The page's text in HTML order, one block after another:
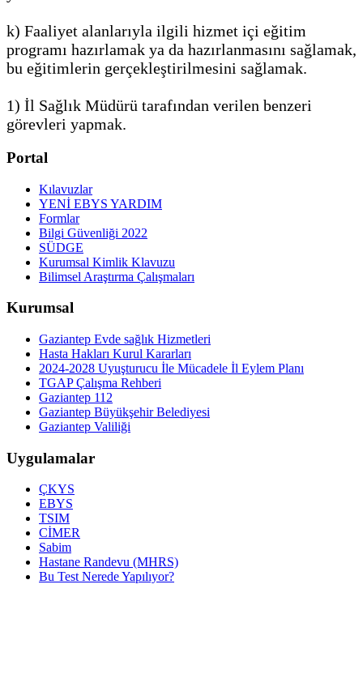
k) Faaliyet alanlarıyla ilgili hizmet içi eğitim
programı hazırlamak ya da hazırlanmasını sağlamak,
bu eğitimlerin gerçekleştirilmesini sağlamak.
1) İl Sağlık Müdürü tarafından verilen benzeri
görevleri yapmak.
Portal
Kılavuzlar
YENİ EBYS YARDIM
Formlar
Bilgi Güvenliği 2022
SÜDGE
Kurumsal Kimlik Klavuzu
Bilimsel Araştırma Çalışmaları
Kurumsal
Gaziantep Evde sağlık Hizmetleri
Hasta Hakları Kurul Kararları
2024-2028 Uyuşturucu İle Mücadele İl Eylem Planı
TGAP Çalışma Rehberi
Gaziantep 112
Gaziantep Büyükşehir Belediyesi
Gaziantep Valiliği
Uygulamalar
ÇKYS
EBYS
TSIM
CİMER
Sabim
Hastane Randevu (MHRS)
Bu Test Nerede Yapılıyor?